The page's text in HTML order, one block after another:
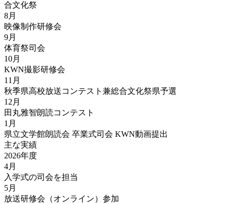
合文化祭
8月
映像制作研修会
9月
体育祭司会
10月
KWN撮影研修会
11月
秋季県高校放送コンテスト兼総合文化祭県予選
12月
田丸雅智朗読コンテスト
1月
県立文学館朗読会 卒業式司会 KWN動画提出
主な実績
2026年度
4月
入学式の司会を担当
5月
放送研修会（オンライン）参加